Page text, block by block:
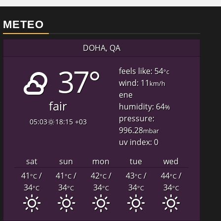
METEO
DOHA, QA
37°
fair
05:03 18:15 +03
feels like: 54°c
wind: 11km/h
ene
humidity: 64%
pressure:
996.28mbar
uv index: 0
sat
sun mon tue
wed
41°C/
34°C
41°C/
34°C
42°C/
34°C
43°C/
34°C
44°C/
34°C